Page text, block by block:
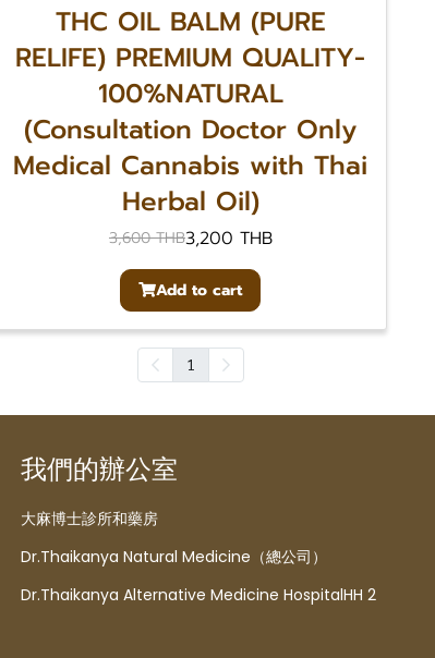
THC OIL BALM (PURE
RELIFE) PREMIUM QUALITY-
100%NATURAL
(Consultation Doctor Only
Medical Cannabis with Thai
Herbal Oil)
3,600 THB3,200 THB
Add to cart
1
我們的辦公室
大麻博士診所和藥房
Dr.Thaikanya Natural Medicine（總公司）
Dr.Thaikanya Alternative Medicine HospitalHH 2